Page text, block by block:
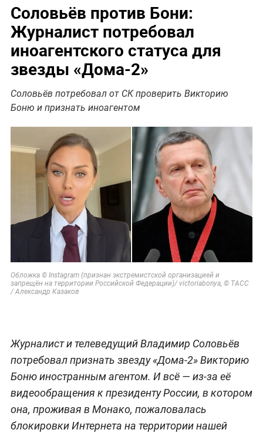
Соловьёв против Бони:
Журналист потребовал
иноагентского статуса для
звезды «Дома-2»
Соловьёв потребовал от СК проверить Викторию
Боню и признать иноагентом
Обложка © Instagram (признан экстремистской организацией и
запрещён на территории Российской Федерации)/ victoriabonya, © ТАСС
/ Александр Казаков
Журналист и телеведущий Владимир Соловьёв
потребовал признать звезду «Дома-2» Викторию
Боню иностранным агентом. И всё — из-за её
видеообращения к президенту России, в котором
она, проживая в Монако, пожаловалась
блокировки Интернета на территории нашей